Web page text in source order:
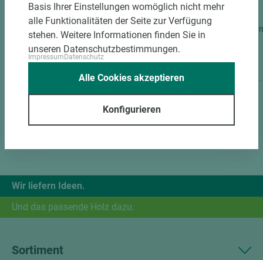
320
120
60
Länge
Wir liefern Ideen.
Und das passende Holz dazu.
Sortiment
Basis Ihrer Einstellungen womöglich nicht mehr
alle Funktionalitäten der Seite zur Verfügung
stehen. Weitere Informationen finden Sie in
unseren Datenschutzbestimmungen.
ImpressumDatenschutz
Konfigurieren
Alle Cookies akzeptieren